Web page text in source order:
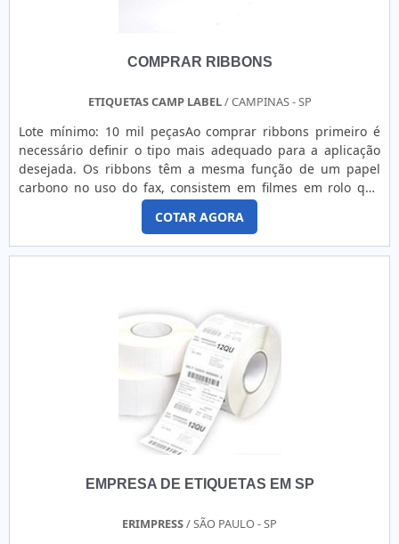
mercadoria deve ser supervisionada por uma equipe
adesivos, de modo que as características do item consigam
atue também como elemento de marketing e
divulgação.EMPRESA FABRICANTE DE RÓTULOS DE ALTA
QUALIDADEPara alcançar o melhor resultado é preciso ter
atenção também ao fornecedor do produto, para se
certificar de que tudo é de ótima procedência e da garantia
de qualidade. A Etiquetas Camp Label é uma fabricante que
atua há 15 anos em todo o Estado de São Paulo oferecendo
COMPRAR RIBBONS
ETIQUETAS CAMP LABEL/ CAMPINAS - SP
Lote mínimo: 10 mil peçasAo comprar ribbons primeiro é
necessário definir o tipo mais adequado para a aplicação
desejada. Os ribbons têm a mesma função de um papel
carbono no uso do fax, consistem em filmes em rolo que
transferem os dados para etiquetas por meio dos processos
de aquecimento das impressoras térmicas. O PRODUTO
OFERECE DIVERSAS VANTAGENSO processo automatizado de
suprimentos e insumos para impressoras térmicas que
oferecem etiquetas, ribbons e rótulos adesivos específicos
para cada produto.A escolha do tipo adequado do ribbon
viabiliza uma impressão eficiente e precisa, com excelente
qualidade das etiquetas. Desse modo, para comprar ribbon
é preciso escolher entre os seguintes tipos: Ribbon de cera:
É indicado para impressões em papel couché e papel
cartão, consistem em etiquetas mais simples para uso em
geral; Ribbon de resina: Produto ideal para impressão de
brilhantes, além de materiais como poliéster prata; Ribbon
COTAR AGORA
EMPRESA DE ETIQUETAS EM SP
ERIMPRESS/ SÃO PAULO - SP